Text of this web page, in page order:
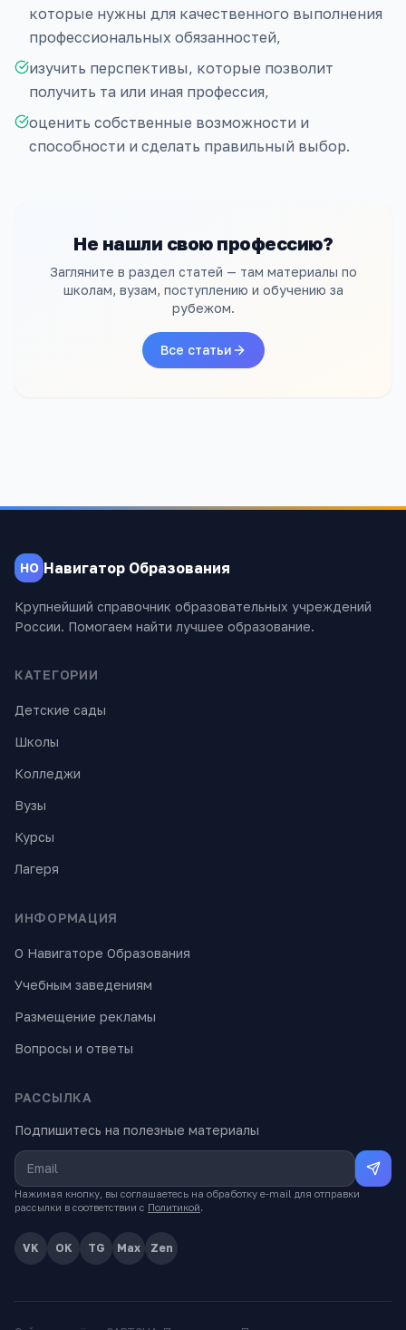
которые нужны для качественного выполнения
профессиональных обязанностей,
изучить перспективы, которые позволит
получить та или иная профессия,
оценить собственные возможности и
способности и сделать правильный выбор.
Не нашли свою профессию?
Загляните в раздел статей — там материалы по
школам, вузам, поступлению и обучению за
рубежом.
Все статьи
НО Навигатор Образования
Крупнейший справочник образовательных учреждений
России. Помогаем найти лучшее образование.
КАТЕГОРИИ
Детские сады
Школы
Колледжи
Вузы
Курсы
Лагеря
ИНФОРМАЦИЯ
О Навигаторе Образования
Учебным заведениям
Размещение рекламы
Вопросы и ответы
РАССЫЛКА
Подпишитесь на полезные материалы
Нажимая кнопку, вы соглашаетесь на обработку e-mail для отправки
рассылки в соответствии с Политикой.
VK OK TG Max Zen